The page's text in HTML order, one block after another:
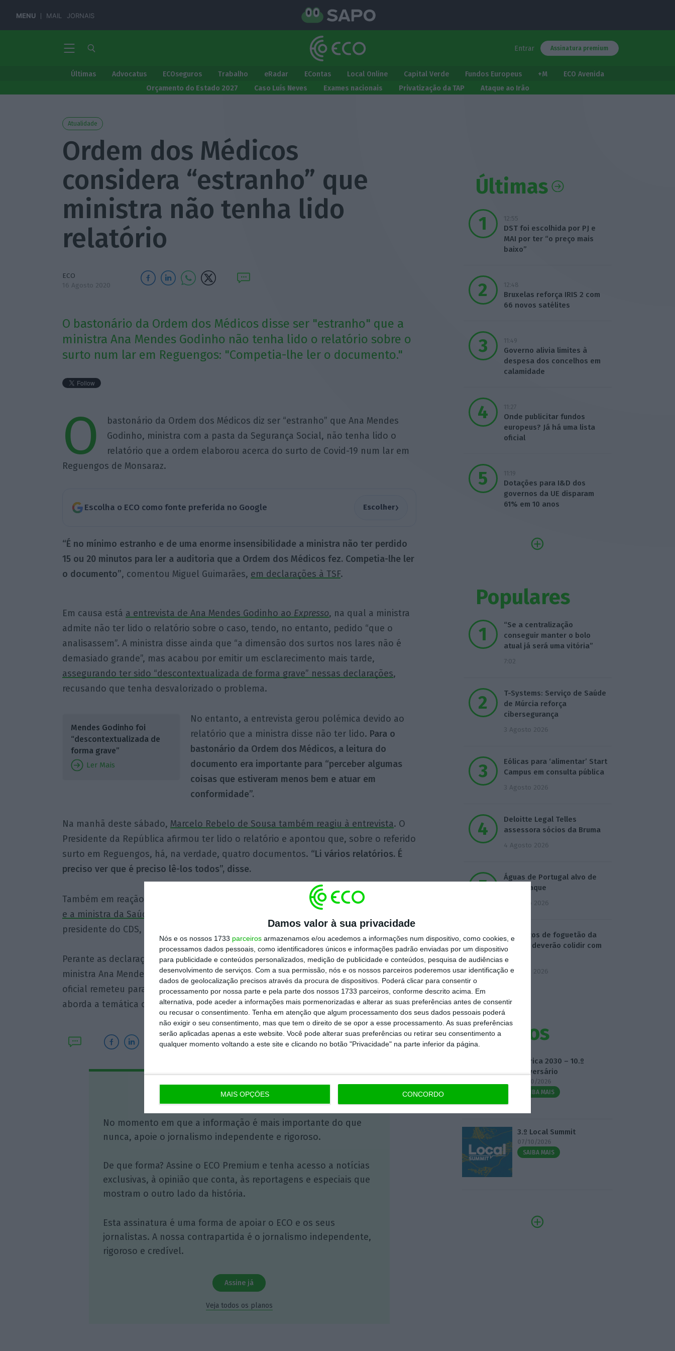
Damos valor à sua privacidade
Nós e os nossos 1733 parceiros armazenamos e/ou acedemos a informações num dispositivo, como cookies, e
processamos dados pessoais, como identificadores únicos e informações padrão enviadas por um dispositivo
para publicidade e conteúdos personalizados, medição de publicidade e conteúdos, pesquisa de audiências e
desenvolvimento de serviços. Com a sua permissão, nós e os nossos parceiros poderemos usar identificação e
dados de geolocalização precisos através da procura de dispositivos. Poderá clicar para consentir o
processamento por nossa parte e pela parte dos nossos 1733 parceiros, conforme descrito acima. Em
alternativa, pode aceder a informações mais pormenorizadas e alterar as suas preferências antes de consentir
ou recusar o consentimento. Tenha em atenção que algum processamento dos seus dados pessoais poderá
não exigir o seu consentimento, mas que tem o direito de se opor a esse processamento. As suas preferências
serão aplicadas apenas a este website. Você pode alterar suas preferências ou retirar seu consentimento a
qualquer momento voltando a este site e clicando no botão "Privacidade" na parte inferior da página.
MAIS OPÇÕES CONCORDO
MENU MAIL JORNAIS
Entrar Assinatura premium
Últimas Advocatus ECOseguros Trabalho eRadar EContas Local Online Capital Verde Fundos Europeus +M
ECO Avenida
Orçamento do Estado 2027
Caso Luís Neves Exames nacionais Privatização da TAP Ataque ao Irão
Atualidade
Ordem dos Médicos
considera “estranho” que
ministra não tenha lido
relatório
ECO
16 Agosto 2020
O bastonário da Ordem dos Médicos disse ser "estranho" que a
ministra Ana Mendes Godinho não tenha lido o relatório sobre o
surto num lar em Reguengos: "Competia-lhe ler o documento."
O
bastonário da Ordem dos Médicos diz ser “estranho” que Ana Mendes
Godinho, ministra com a pasta da Segurança Social, não tenha lido o
relatório que a ordem elaborou acerca do surto de Covid-19 num lar em
Reguengos de Monsaraz.
Escolha o ECO como fonte preferida no Google Escolher›
“É no mínimo estranho e de uma enorme insensibilidade a ministra não ter perdido
15 ou 20 minutos para ler a auditoria que a Ordem dos Médicos fez. Competia-lhe ler
o documento”, comentou Miguel Guimarães, em declarações à TSF.
Em causa está a entrevista de Ana Mendes Godinho ao Expresso, na qual a ministra
admite não ter lido o relatório sobre o caso, tendo, no entanto, pedido “que o
analisassem”. A ministra disse ainda que “a dimensão dos surtos nos lares não é
demasiado grande”, mas acabou por emitir um esclarecimento mais tarde,
assegurando ter sido “descontextualizada de forma grave” nessas declarações,
recusando que tenha desvalorizado o problema.
Mendes Godinho foi
“descontextualizada de
forma grave”
Ler Mais
No entanto, a entrevista gerou polémica devido ao
relatório que a ministra disse não ter lido. Para o
bastonário da Ordem dos Médicos, a leitura do
documento era importante para “perceber algumas
coisas que estiveram menos bem e atuar em
conformidade”.
Na manhã deste sábado, Marcelo Rebelo de Sousa também reagiu à entrevista. O
Presidente da República afirmou ter lido o relatório e apontou que, sobre o referido
surto em Reguengos, há, na verdade, quatro documentos. “Li vários relatórios. É
preciso ver que é preciso lê-los todos”, disse.
Também em reação à entrevista,
o PSD avisou que vai chamar Ana Mendes Godinho
e a ministra da Saúde, Marta Temido, ao Parlamento
presidente do CDS, Francisco Rodrigues dos Santos,pediu a sua demissão.
Perante as declarações políticas que surgiram, o ECO contactou o gabinete da
ministra Ana Mendes Godinho este sábado, no sentido de obter uma reação. Fonte
oficial remeteu para o esclarecimento entretanto emitido. A nota, no entanto, não
aborda a temática concreta do relatório da Ordem dos Médicos.
https://eco.sapo.pt/2020/08/16/ordem-dos-medicos-considera-estranho-que-ministra-nao-tenha-lido-relatorio/ Copiar
Assine o ECO Premium
No momento em que a informação é mais importante do que
nunca, apoie o jornalismo independente e rigoroso.
De que forma? Assine o ECO Premium e tenha acesso a notícias
exclusivas, à opinião que conta, às reportagens e especiais que
mostram o outro lado da história.
Esta assinatura é uma forma de apoiar o ECO e os seus
jornalistas. A nossa contrapartida é o jornalismo independente,
rigoroso e credível.
Assine já
Veja todos os planos
Últimas
12:55
DST foi escolhida por PJ e
MAI por ter “o preço mais
baixo”
12:48
Bruxelas reforça IRIS 2 com
66 novos satélites
11:49
Governo alivia limites à
despesa dos concelhos em
calamidade
11:27
Onde publicitar fundos
europeus? Já há uma lista
oficial
11:19
Dotações para I&D dos
governos da UE disparam
61% em 10 anos
Populares
“Se a centralização
conseguir manter o bolo
atual já será uma vitória”
7:02
T-Systems: Serviço de Saúde
de Múrcia reforça
cibersegurança
3 Agosto 2026
Eólicas para ‘alimentar’ Start
Campus em consulta pública
3 Agosto 2026
Deloitte Legal Telles
assessora sócios da Bruma
4 Agosto 2026
Águas de Portugal alvo de
ciberataque
4 Agosto 2026
Destroços de foguetão da
SpaceX deverão colidir com
5 Agosto 2026
Eventos
Fábrica 2030 – 10.º
Aniversário
14/10/2026
SAIBA MAIS
3.º Local Summit
07/10/2026
SAIBA MAIS